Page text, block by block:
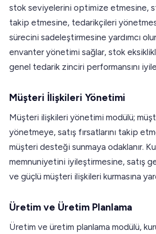
stok seviyelerini optimize etmesine,
takip etmesine, tedarikçileri
sürecini sadeleştirmesine yardımcı
envanter yönetimi sağlar, stok
genel tedarik zinciri performansını
Müşteri İlişkileri Yönetimi
Müşteri ilişkileri yönetimi modülü;
yönetmeye, satış fırsatlarını takip
müşteri desteği sunmaya odaklanır.
memnuniyetini iyileştirmesine, satış
ve güçlü müşteri ilişkileri kurmasına
Üretim ve Üretim Planlama
Üretim ve üretim planlama modülü,